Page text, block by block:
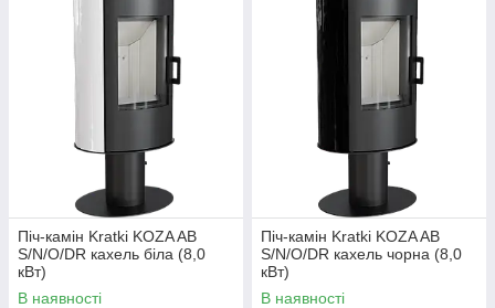
Піч-камін Kratki KOZA AB
S/N/O/DR кахель біла (8,0
кВт)
В наявності
Піч-камін Kratki KOZA AB
S/N/O/DR кахель чорна (8,0
кВт)
В наявності